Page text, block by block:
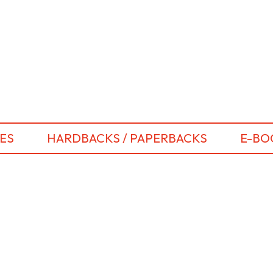
HARDBACKS / PAPERBACKS E-